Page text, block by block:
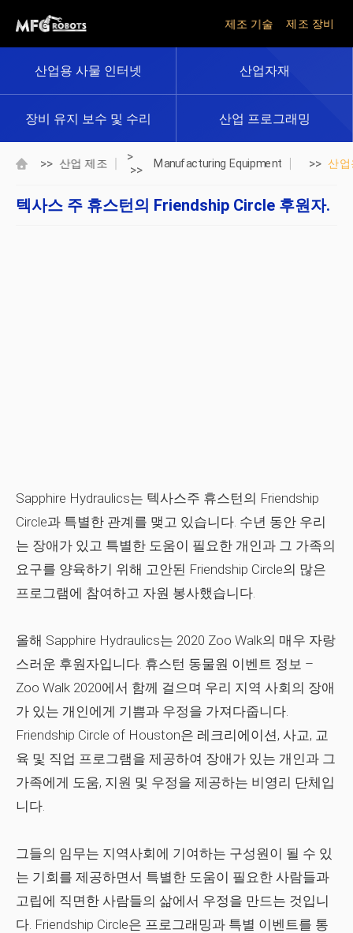
제조 기술 제조 장비
산업용 사물 인터넷 산업자재
장비 유지 보수 및 수리 산업 프로그래밍
>> 산업 제조
>
>>
Manufacturing Equipment >> 산업
텍사스 주 휴스턴의 Friendship Circle 후원자.
Sapphire Hydraulics는 텍사스주 휴스턴의 Friendship
Circle과 특별한 관계를 맺고 있습니다. 수년 동안 우리
는 장애가 있고 특별한 도움이 필요한 개인과 그 가족의
요구를 양육하기 위해 고안된 Friendship Circle의 많은
프로그램에 참여하고 자원 봉사했습니다.
올해 Sapphire Hydraulics는 2020 Zoo Walk의 매우 자랑
스러운 후원자입니다. 휴스턴 동물원 이벤트 정보 –
Zoo Walk 2020에서 함께 걸으며 우리 지역 사회의 장애
가 있는 개인에게 기쁨과 우정을 가져다줍니다.
Friendship Circle of Houston은 레크리에이션, 사교, 교
육 및 직업 프로그램을 제공하여 장애가 있는 개인과 그
가족에게 도움, 지원 및 우정을 제공하는 비영리 단체입
니다.
그들의 임무는 지역사회에 기여하는 구성원이 될 수 있
는 기회를 제공하면서 특별한 도움이 필요한 사람들과
고립에 직면한 사람들의 삶에서 우정을 만드는 것입니
다. Friendship Circle은 프로그래밍과 특별 이벤트를 통